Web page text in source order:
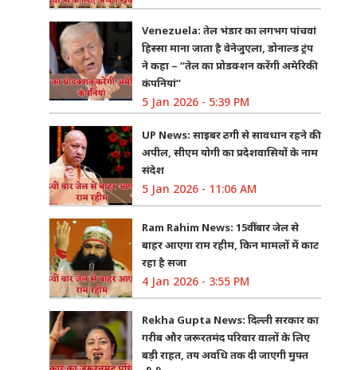
Venezuela: तेल भंडार का लगभग पांचवां
हिस्सा माना जाता है वेनेजुएला, डोनाल्ड ट्रंप
ने कहा – “तेल का प्रोडक्शन करेंगी अमेरिकी
कंपनियां”
5 Jan 2026 - 5:39 PM
UP News: साइबर ठगी से सावधान रहने की
अपील, सीएम योगी का प्रदेशवासियों के नाम
संदेश
5 Jan 2026 - 11:06 AM
Ram Rahim News: 15वीं बार जेल से
बाहर आएगा राम रहीम, किन मामलों में काट
रहा है सजा
4 Jan 2026 - 3:55 PM
Rekha Gupta News: दिल्ली सरकार का
गरीब और जरूरतमंद परिवार वालों के लिए
बड़ी राहत, तय अवधि तक दी जाएगी मुफ्त